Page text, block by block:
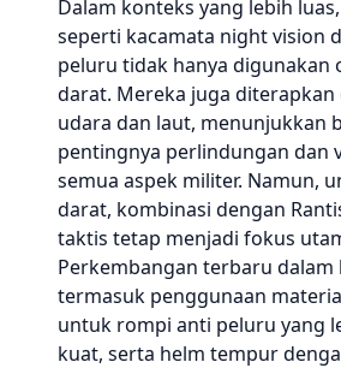
Dalam konteks yang lebih
seperti kacamata night vision
peluru tidak hanya digunakan
darat. Mereka juga diterapkan
udara dan laut, menunjukkan
pentingnya perlindungan dan
semua aspek militer. Namun,
darat, kombinasi dengan
taktis tetap menjadi fokus
Perkembangan terbaru dalam
termasuk penggunaan
untuk rompi anti peluru yang
kuat, serta helm tempur